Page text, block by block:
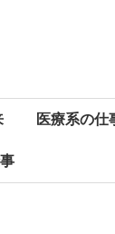
医療系の仕